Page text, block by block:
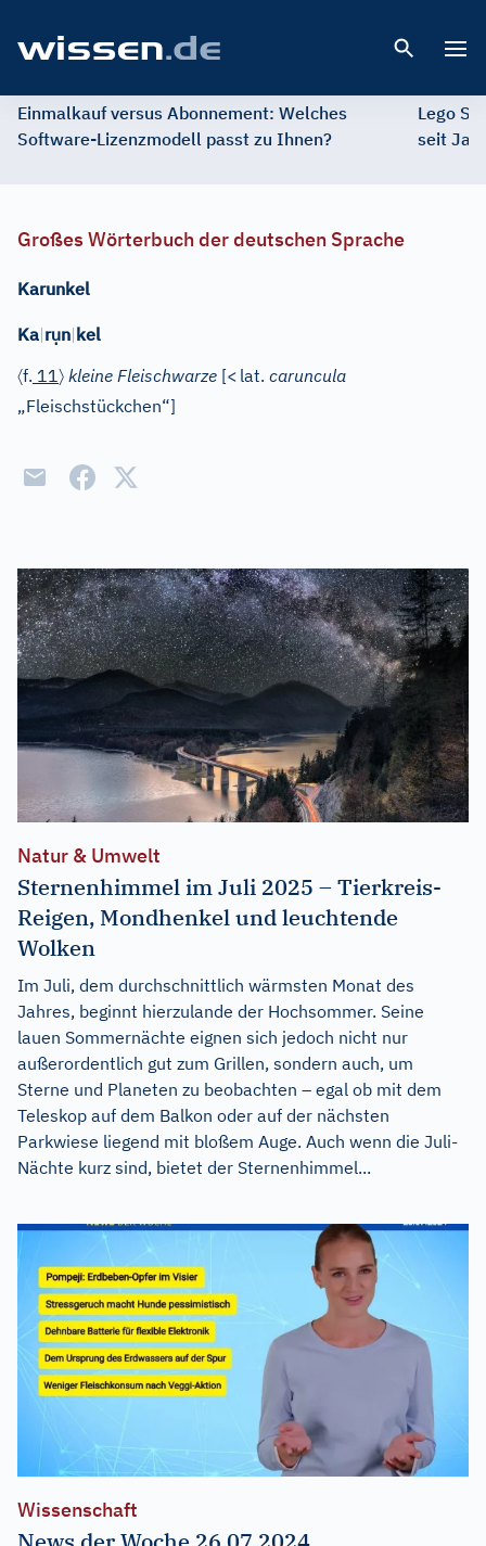
Einmalkauf versus Abonnement: Welches
Software-Lizenzmodell passt zu Ihnen?
Lego
seit
Großes Wörterbuch der deutschen Sprache
Karunkel
Ka|rụn|kel
〈f. 11〉 kleine Fleischwarze [< lat. caruncula
„Fleischstückchen“]
Natur & Umwelt
Sternenhimmel im Juli 2025 – Tierkreis-
Reigen, Mondhenkel und leuchtende
Wolken
Im Juli, dem durchschnittlich wärmsten Monat des
Jahres, beginnt hierzulande der Hochsommer. Seine
lauen Sommernächte eignen sich jedoch nicht nur
außerordentlich gut zum Grillen, sondern auch, um
Sterne und Planeten zu beobachten – egal ob mit dem
Teleskop auf dem Balkon oder auf der nächsten
Parkwiese liegend mit bloßem Auge. Auch wenn die Juli-
Nächte kurz sind, bietet der Sternenhimmel...
Wissenschaft